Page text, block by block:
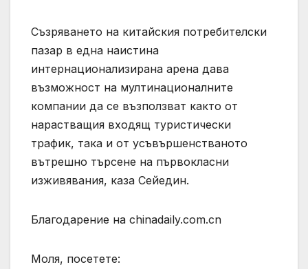
Съзряването на китайския потребителски
пазар в една наистина
интернационализирана арена дава
възможност на мултинационалните
компании да се възползват както от
нарастващия входящ туристически
трафик, така и от усъвършенстваното
вътрешно търсене на първокласни
изживявания, каза Сейедин.
Благодарение на chinadaily.com.cn
Моля, посетете: